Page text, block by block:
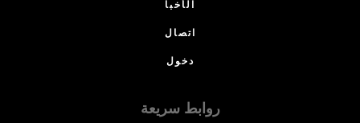
الأخبا
اتصال
دخول
روابط سريعة